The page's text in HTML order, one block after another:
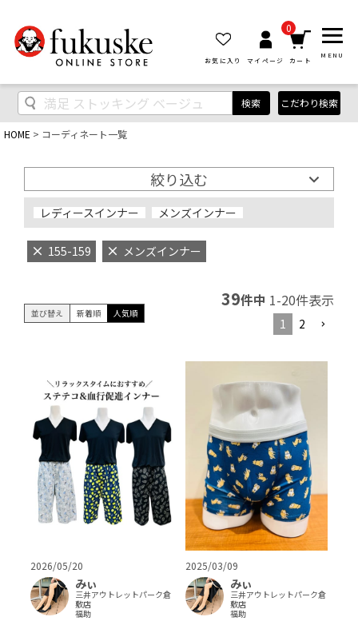
お気に入り マイページ
0
カート
MENU
検索 こだわり検索
HOME コーディネート一覧
絞り込む
レディースインナー メンズインナー
155-159 メンズインナー
並び替え 新着順 人気順
39件中 1-20件表示
1 2
2026/05/20
みぃ
三井アウトレットパーク倉
敷店
福助
2025/03/09
みぃ
三井アウトレットパーク倉
敷店
福助